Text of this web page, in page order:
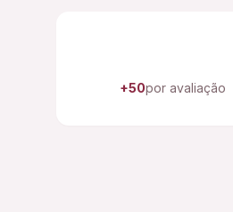
+50por avaliação